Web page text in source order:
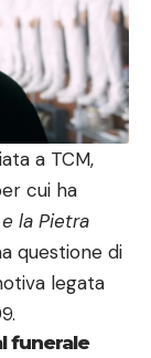
a TCM,
cui ha
la Pietra
questione di
legata
funerale